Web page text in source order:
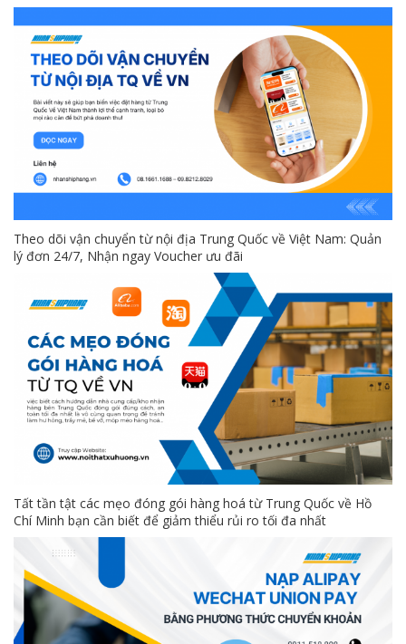
Theo dõi vận chuyển từ nội địa Trung Quốc về Việt Nam: Quản
lý đơn 24/7, Nhận ngay Voucher ưu đãi
Tất tần tật các mẹo đóng gói hàng hoá từ Trung Quốc về Hồ
Chí Minh bạn cần biết để giảm thiểu rủi ro tối đa nhất